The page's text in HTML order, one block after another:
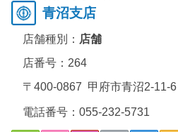
青沼支店
店舗種別： 店舗
店番号：264
〒400-0867 甲府市青沼2-11-6
電話番号： 055-232-5731